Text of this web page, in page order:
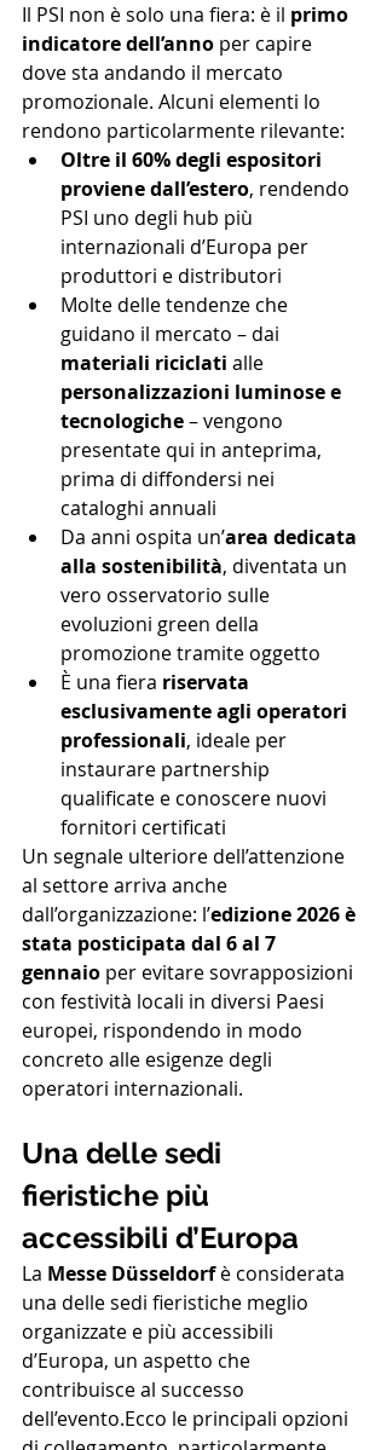
Il PSI non è solo una fiera: è il primo
indicatore dell’anno per capire
dove sta andando il mercato
promozionale. Alcuni elementi lo
rendono particolarmente rilevante:
Oltre il 60% degli espositori
proviene dall’estero, rendendo
PSI uno degli hub più
internazionali d’Europa per
produttori e distributori
Molte delle tendenze che
guidano il mercato – dai
materiali riciclati alle
personalizzazioni luminose e
tecnologiche – vengono
presentate qui in anteprima,
prima di diffondersi nei
cataloghi annuali
Da anni ospita un’area dedicata
alla sostenibilità, diventata un
vero osservatorio sulle
evoluzioni green della
promozione tramite oggetto
È una fiera riservata
esclusivamente agli operatori
professionali, ideale per
instaurare partnership
qualificate e conoscere nuovi
fornitori certificati
Un segnale ulteriore dell’attenzione
al settore arriva anche
dall’organizzazione: l’edizione 2026 è
stata posticipata dal 6 al 7
gennaio per evitare sovrapposizioni
con festività locali in diversi Paesi
europei, rispondendo in modo
concreto alle esigenze degli
operatori internazionali.
Una delle sedi
fieristiche più
accessibili d’Europa
La Messe Düsseldorf è considerata
una delle sedi fieristiche meglio
organizzate e più accessibili
d’Europa, un aspetto che
contribuisce al successo
dell’evento.Ecco le principali opzioni